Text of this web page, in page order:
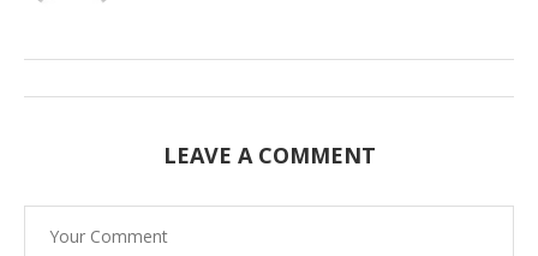
LEAVE A COMMENT